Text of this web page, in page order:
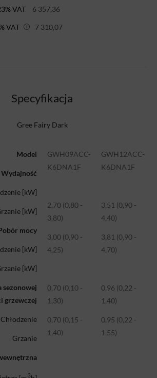
VAT 6 357,36
VAT 7 310,07
Specyfikacja
Gree Fairy Dark
Model
Wydajność
[kW]
[kW]
mocy
[kW]
[kW]
sezonowej
grzewczej
Chłodzenie
Grzanie
3
GWH09ACC-
K6DNA1F
2,70 (0,80 -
3,80)
3,00 (0,90 -
4,25)
0,70 (0,10 -
1,30)
0,70 (0,15 -
1,40)
GWH12ACC-
K6DNA1F
3,51 (0,90 -
4,40)
3,81 (0,90 -
4,70)
0,96 (0,22 -
1,40)
0,95 (0,22 -
1,55)